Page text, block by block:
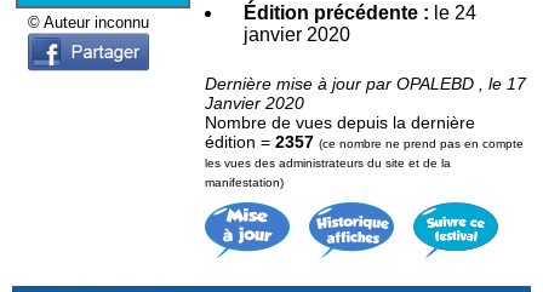
© Auteur inconnu
Édition précédente : le 24
janvier 2020
Dernière mise à jour par OPALEBD , le 17
Janvier 2020
Nombre de vues depuis la dernière
édition = 2357 (ce nombre ne prend pas en compte
les vues des administrateurs du site et de la
manifestation)